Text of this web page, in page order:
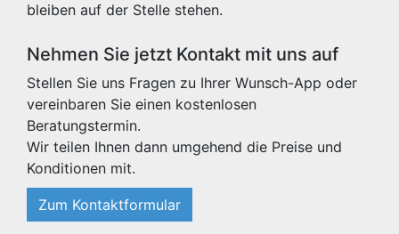
bleiben auf der Stelle stehen.
Nehmen Sie jetzt Kontakt mit uns auf
Stellen Sie uns Fragen zu Ihrer Wunsch-App oder
vereinbaren Sie einen kostenlosen
Beratungstermin.
Wir teilen Ihnen dann umgehend die Preise und
Konditionen mit.
Zum Kontaktformular